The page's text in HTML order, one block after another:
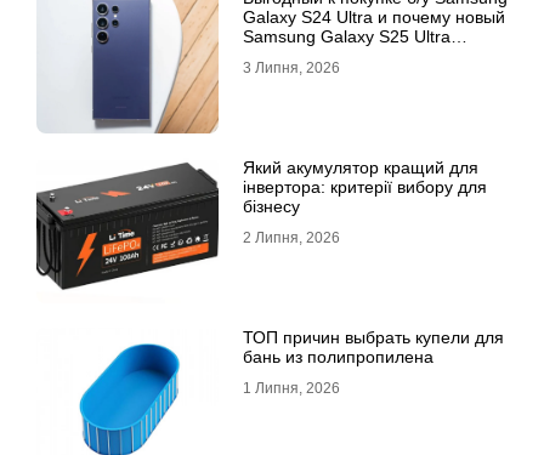
Galaxy S24 Ultra и почему новый
Samsung Galaxy S25 Ultra
3 Липня, 2026
Який акумулятор кращий для
інвертора: критерії вибору для
бізнесу
2 Липня, 2026
ТОП причин выбрать купели для
бань из полипропилена
1 Липня, 2026